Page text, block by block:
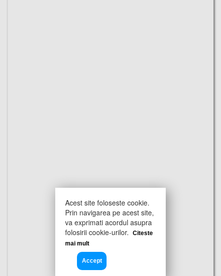
Acest site foloseste cookie.
Prin navigarea pe acest site,
va exprimati acordul asupra
folosirii cookie-urilor.
Citeste
mai mult
Accept